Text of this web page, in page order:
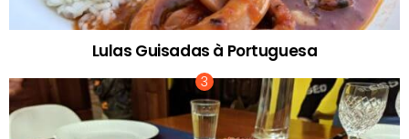
Lulas Guisadas à Portuguesa